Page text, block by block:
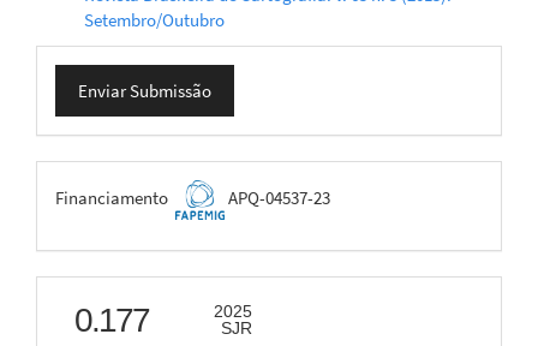
Setembro/Outubro
Enviar
Submissão
Enviar Submissão
FAPEMIG
Financiamento APQ-04537-23
scimago
0.177
2025
SJR